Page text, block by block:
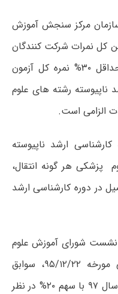
مرکز سنجش آموزش
۵۰% میانگین کل نمرات شرکت کنندگان
در آزمون کتبی هر رشته و کسب حداقل ۳۰% نمره کل آزمون
ناپیوسته رشته های علوم
الزامی است.
ارشد ناپیوسته
پزشکی هر گونه انتقال،
در دوره کارشناسی ارشد
شورای آموزش علوم
پایه پزشکی، بهداشت و تخصصی مورخه ۹۵/۱۲/۲۲، سوابق
تحصیلی مقطع قبلی (کارشناسی) از سال ۹۷ با سهم ۲۰% در نظر